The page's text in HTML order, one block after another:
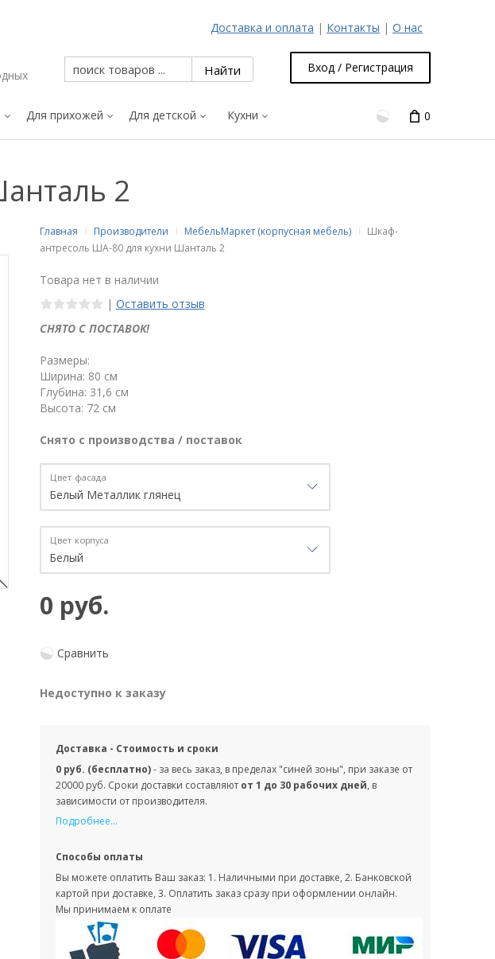
Доставка и оплата | Контакты | О нас
Вход / Регистрация
Для прихожей Для детской Кухни 0
2
Главная Производители МебельМаркет (корпусная мебель)
Шкаф-
антресоль ША-80 для кухни Шанталь 2
Товара нет в наличии
| Оставить отзыв
СНЯТО С ПОСТАВОК!
Размеры:
Ширина: 80 см
Глубина: 31,6 см
Высота: 72 см
Снято с производства / поставок
Цвет фасада
Цвет корпуса
0 руб.
Сравнить
Недоступно к заказу
Доставка - Стоимость и сроки
0 руб. (бесплатно)- за весь заказ, в пределах "синей зоны", при заказе от
20000 руб. Сроки доставки составляют от 1 до 30 рабочих дней, в
зависимости от производителя.
Подробнее...
Способы оплаты
Вы можете оплатить Ваш заказ: 1. Наличными при доставке, 2. Банковской
картой при доставке, 3. Оплатить заказ сразу при оформлении онлайн.
Мы принимаем к оплате